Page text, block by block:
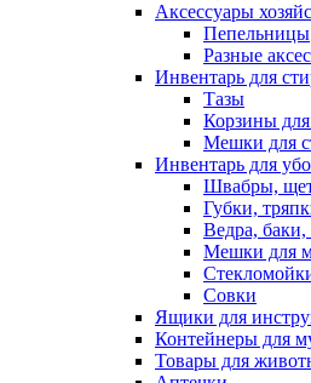
Аксессуары
Пепельницы
Разные
Инвентарь для
Тазы
Корзины для
Мешки для
Инвентарь для
Швабры,
Губки,
Ведра,
Мешки для
Совки
Ящики для
Контейнеры для
Товары для